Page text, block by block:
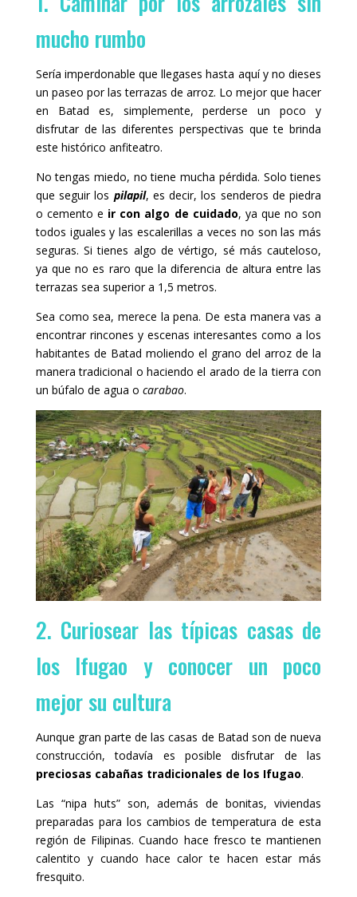
mucho rumbo
Sería imperdonable que llegases hasta aquí y no dieses
un paseo por las terrazas de arroz. Lo mejor que hacer
en Batad es, simplemente, perderse un poco y
disfrutar de las diferentes perspectivas que te brinda
este histórico anfiteatro.
No tengas miedo, no tiene mucha pérdida. Solo tienes
que seguir los pilapil, es decir, los senderos de piedra
o cemento e ir con algo de cuidado, ya que no son
todos iguales y las escalerillas a veces no son las más
seguras. Si tienes algo de vértigo, sé más cauteloso,
ya que no es raro que la diferencia de altura entre las
terrazas sea superior a 1,5 metros.
Sea como sea, merece la pena. De esta manera vas a
encontrar rincones y escenas interesantes como a los
habitantes de Batad moliendo el grano del arroz de la
manera tradicional o haciendo el arado de la tierra con
un búfalo de agua o carabao.
2. Curiosear las típicas casas de
los Ifugao y conocer un poco
mejor su cultura
Aunque gran parte de las casas de Batad son de nueva
construcción, todavía es posible disfrutar de las
preciosas cabañas tradicionales de los Ifugao.
Las “nipa huts” son, además de bonitas, viviendas
preparadas para los cambios de temperatura de esta
región de Filipinas. Cuando hace fresco te mantienen
calentito y cuando hace calor te hacen estar más
fresquito.